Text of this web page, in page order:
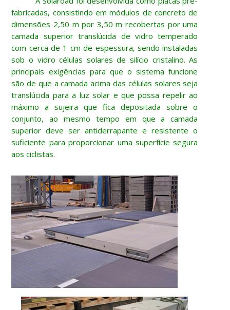
fabricadas, consistindo em módulos de concreto de
dimensões 2,50 m por 3,50 m recobertas por uma
camada superior translúcida de vidro temperado
com cerca de 1 cm de espessura, sendo instaladas
sob o vidro células solares de silício cristalino. As
principais exigências para que o sistema funcione
são de que a camada acima das células solares seja
translúcida para a luz solar e que possa repelir ao
máximo a sujeira que fica depositada sobre o
conjunto, ao mesmo tempo em que a camada
superior deve ser antiderrapante e resistente o
suficiente para proporcionar uma superfície segura
aos ciclistas.